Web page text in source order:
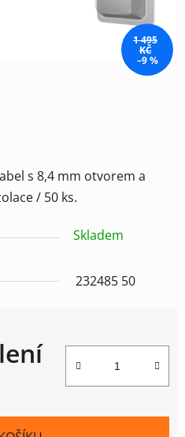
s 8,4 mm otvorem a
/ 50 ks.
Skladem
232485 50
1 495
KČ
–9 %